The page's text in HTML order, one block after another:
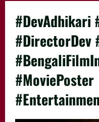
#DevAdhikari
#DirectorDev
#MoviePoster